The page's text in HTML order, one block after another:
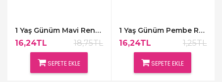
1 Yaş Günüm Mavi Renk Kapı Süsü,48x30cm
16,24TL 18,75TL
SEPETE EKLE
1 Yaş Günüm Pembe Renk Kapı Süsü,48x30cm
16,24TL 1,25TL
SEPETE EKLE